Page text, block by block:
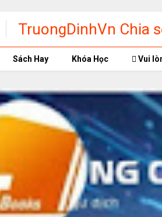
TruongDinhVn Chia
phần mềm học tập
Sách Hay Khóa Học Vui